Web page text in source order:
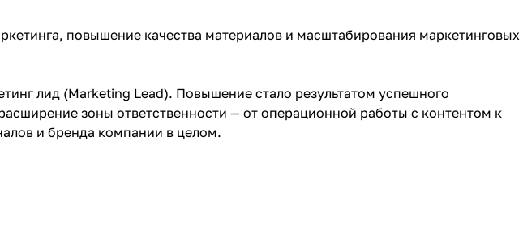
повышение качества материалов и масштабирования маркетинговых
лид (Marketing Lead). Повышение стало результатом успешного
зоны ответственности — от операционной работы с контентом к
и бренда компании в целом.